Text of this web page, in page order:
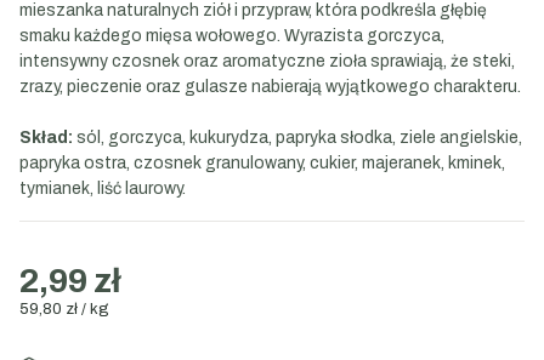
mieszanka naturalnych ziół i przypraw, która podkreśla głębię
smaku każdego mięsa wołowego. Wyrazista gorczyca,
intensywny czosnek oraz aromatyczne zioła sprawiają, że steki,
zrazy, pieczenie oraz gulasze nabierają wyjątkowego charakteru.
Skład: sól, gorczyca, kukurydza, papryka słodka, ziele angielskie,
papryka ostra, czosnek granulowany, cukier, majeranek, kminek,
tymianek, liść laurowy.
2,99 zł
59,80 zł / kg